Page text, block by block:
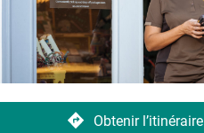
Obtenir l’itinéraire